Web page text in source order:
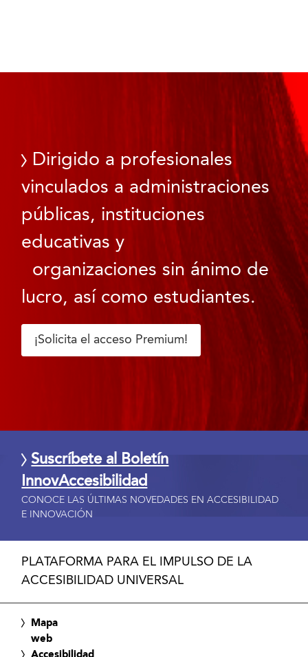
Dirigido a profesionales
vinculados a administraciones
públicas, instituciones
educativas y
organizaciones sin ánimo de
lucro, así como estudiantes.
¡Solicita el acceso Premium!
Suscríbete al Boletín
InnovAccesibilidad
CONOCE LAS ÚLTIMAS NOVEDADES EN ACCESIBILIDAD
E INNOVACIÓN
PLATAFORMA PARA EL IMPULSO DE LA
ACCESIBILIDAD UNIVERSAL
Mapa
web
Accesibilidad